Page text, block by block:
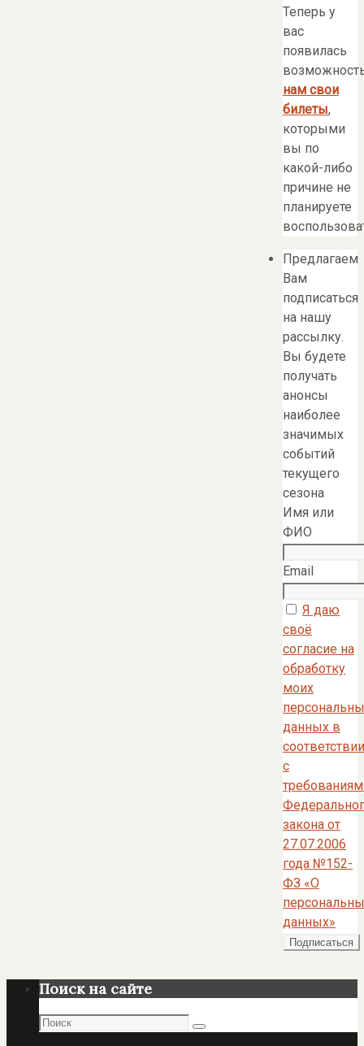
Теперь у
вас
появилась
нам свои
билеты,
которыми
вы по
какой-либо
причине не
планируете
Предлагаем
Вам
подписаться
на нашу
рассылку.
Вы будете
получать
анонсы
наиболее
значимых
событий
текущего
сезона
Имя или
ФИО
Email
Я даю
своё
согласие на
обработку
моих
данных в
соответствии
с
закона от
27.07.2006
года №152-
ФЗ «О
данных»
Поиск на сайте
Поиск
Поиск